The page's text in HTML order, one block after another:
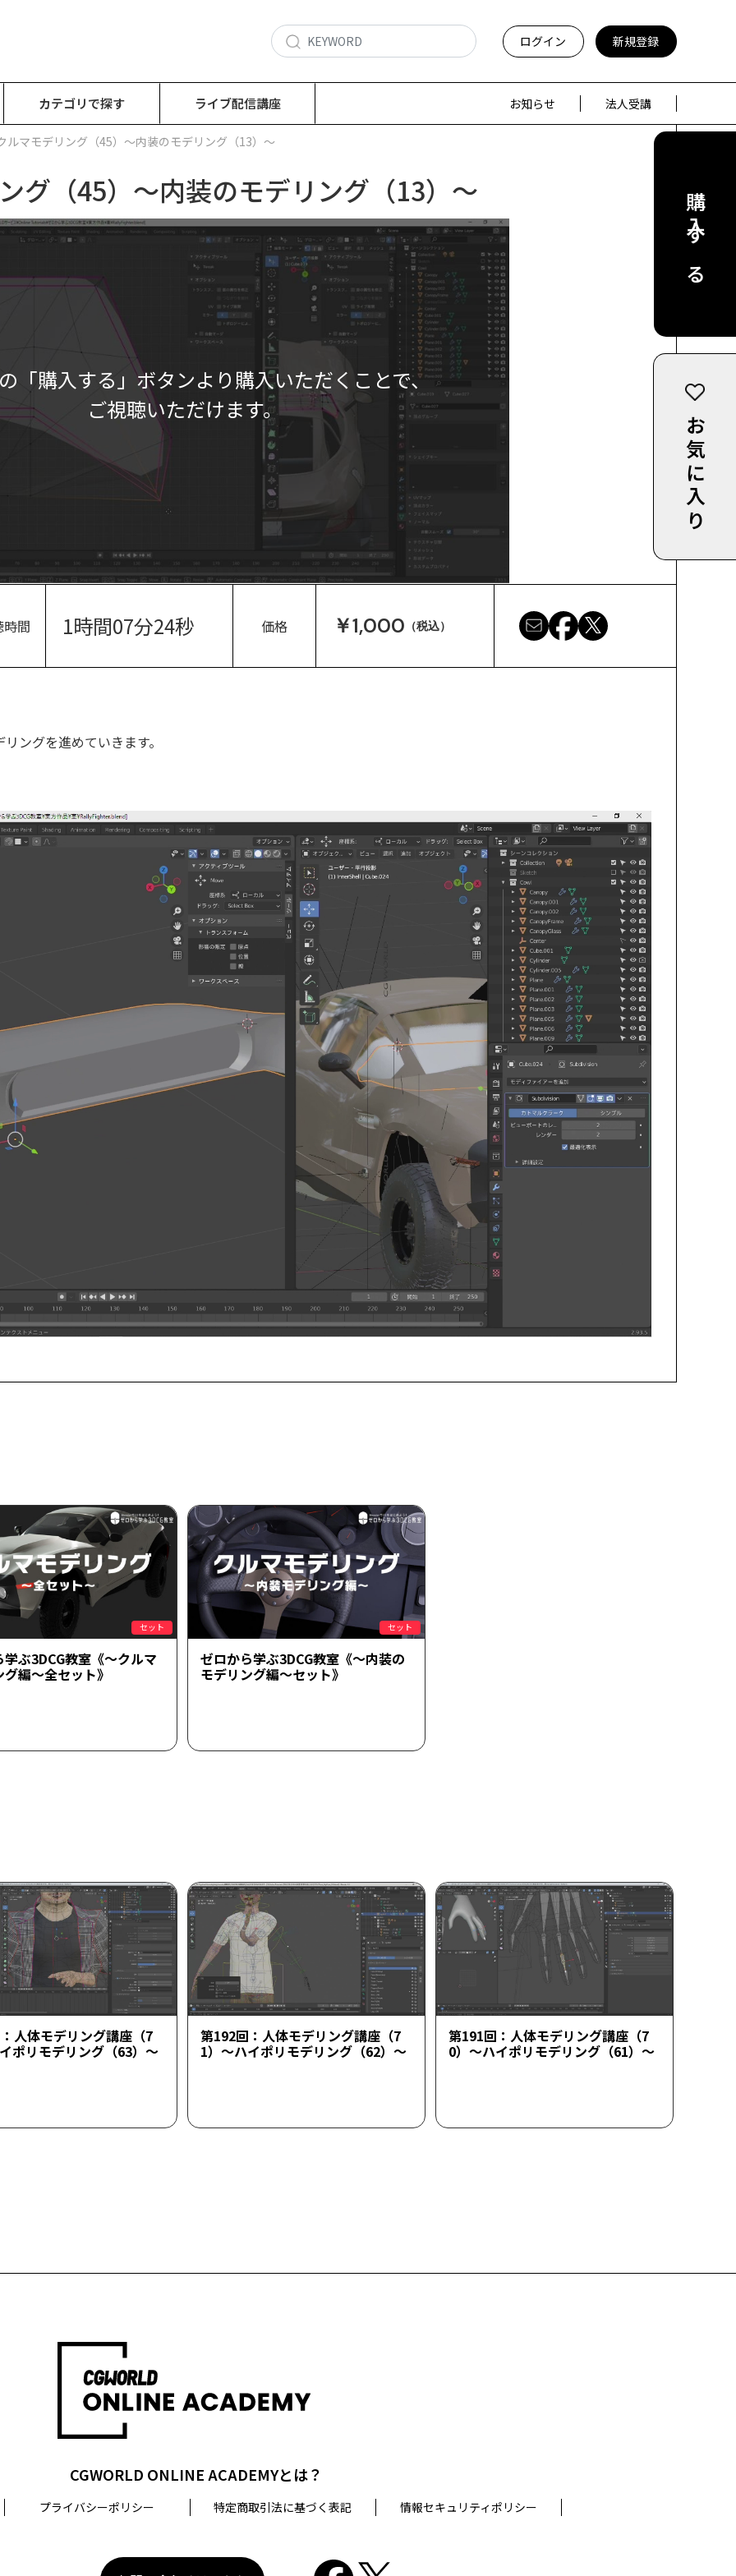
ログイン 新規登録
カテゴリで探す ライブ配信講座 お知らせ 法人受講
ルマモデリング（45）～内装のモデリング（13）～
グ（45）～内装のモデリング（13）～
「購入する」ボタンより購入いただくことで、
ご視聴いただけます。
購入する
お気に入り
間 1時間07分24秒 価格 ￥1,000 （税込）
ングを進めていきます。
セット
ぶ3DCG教室《～クルマ
編～全セット》
セット
ゼロから学ぶ3DCG教室《～内装の
モデリング編～セット》
人体モデリング講座（7
ポリモデリング（63）～
第192回：人体モデリング講座（7
1）～ハイポリモデリング（62）～
第191回：人体モデリング講座（7
0）～ハイポリモデリング（61）～
CGWORLD ONLINE ACADEMYとは？
プライバシーポリシー 特定商取引法に基づく表記 情報セキュリティポリシー